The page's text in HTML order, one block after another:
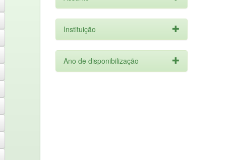
Instituição
Ano de disponibilização